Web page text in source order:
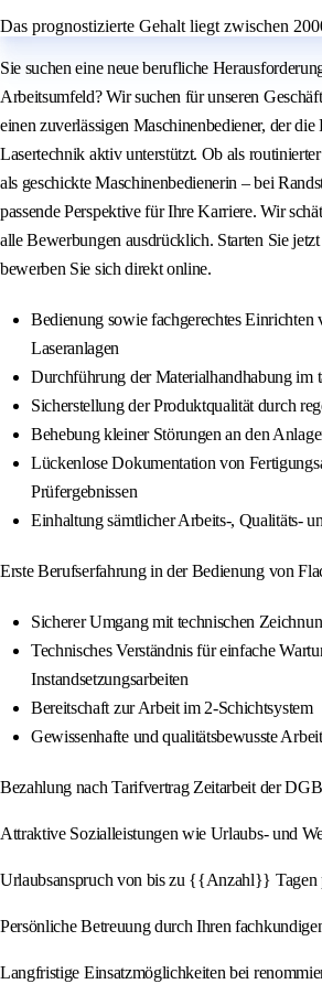
Das prognostizierte Gehalt liegt zwischen
Sie suchen eine neue berufliche
Arbeitsumfeld? Wir suchen für unseren
einen zuverlässigen Maschinenbediener, der
Lasertechnik aktiv unterstützt. Ob als
als geschickte Maschinenbedienerin – bei
passende Perspektive für Ihre Karriere. Wir
alle Bewerbungen ausdrücklich. Starten Sie
bewerben Sie sich direkt online.
Bedienung sowie fachgerechtes Einrichten
Laseranlagen
Durchführung der Materialhandhabung im
Sicherstellung der Produktqualität durch
Behebung kleiner Störungen an den
Lückenlose Dokumentation von
Prüfergebnissen
Einhaltung sämtlicher Arbeits-, Qualitäts-
Erste Berufserfahrung in der Bedienung von
Sicherer Umgang mit technischen
Technisches Verständnis für einfache
Instandsetzungsarbeiten
Bereitschaft zur Arbeit im 2-Schichtsystem
Gewissenhafte und qualitätsbewusste
Bezahlung nach Tarifvertrag Zeitarbeit der
Attraktive Sozialleistungen wie Urlaubs- und
Urlaubsanspruch von bis zu {{Anzahl}} Tagen
Persönliche Betreuung durch Ihren
Langfristige Einsatzmöglichkeiten bei